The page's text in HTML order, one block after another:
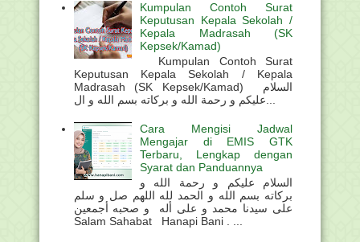
Kumpulan Contoh Surat
Keputusan Kepala Sekolah /
Kepala Madrasah (SK
Kepsek/Kamad)
Kumpulan Contoh Surat
Keputusan Kepala Sekolah / Kepala
Madrasah (SK Kepsek/Kamad) السلام
Cara Mengisi Jadwal
Mengajar di EMIS GTK
Terbaru, Lengkap dengan
Syarat dan Panduannya
السلام عليكم و رحمة الله و
بركاته بسم الله و الحمد لله اللهم صل و سلم
على سيدنا محمد و على أله و صحبه أجمعين
Salam Sahabat Hanapi Bani . ...